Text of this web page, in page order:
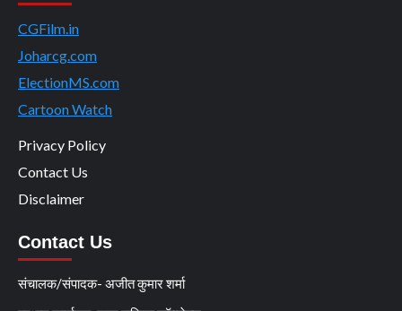
CGFilm.in
Joharcg.com
ElectionMS.com
Cartoon Watch
Privacy Policy
Contact Us
Disclaimer
Contact Us
संचालक/संपादक- अजीत कुमार शर्मा